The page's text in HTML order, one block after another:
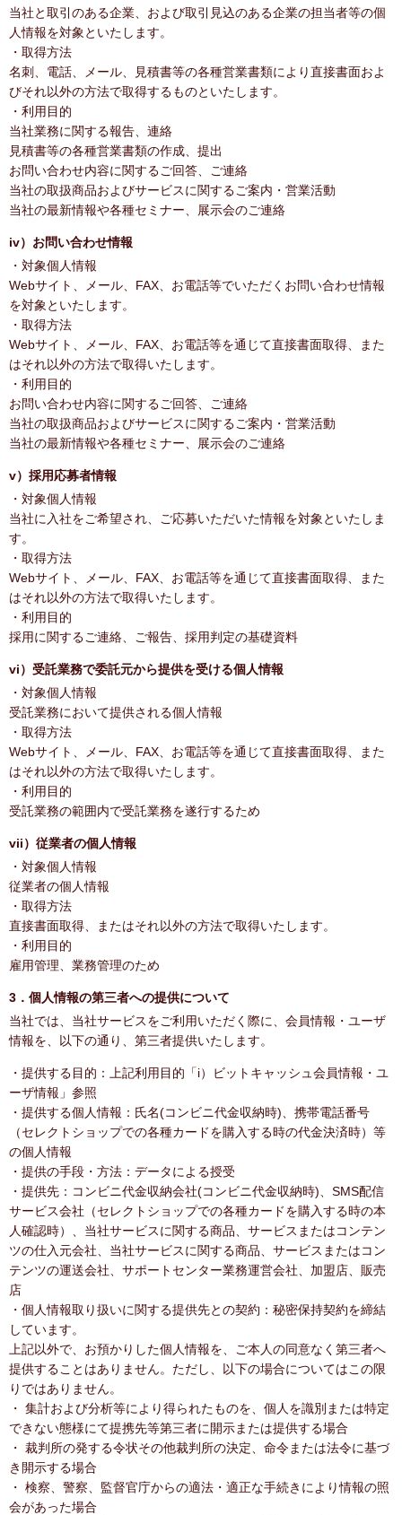
当社と取引のある企業、および取引見込のある企業の担当者等の個
人情報を対象といたします。
・取得方法
名刺、電話、メール、見積書等の各種営業書類により直接書面およ
びそれ以外の方法で取得するものといたします。
・利用目的
当社業務に関する報告、連絡
見積書等の各種営業書類の作成、提出
お問い合わせ内容に関するご回答、ご連絡
当社の取扱商品およびサービスに関するご案内・営業活動
当社の最新情報や各種セミナー、展示会のご連絡
iv）お問い合わせ情報
・対象個人情報
Webサイト、メール、FAX、お電話等でいただくお問い合わせ情報
を対象といたします。
・取得方法
Webサイト、メール、FAX、お電話等を通じて直接書面取得、また
はそれ以外の方法で取得いたします。
・利用目的
お問い合わせ内容に関するご回答、ご連絡
当社の取扱商品およびサービスに関するご案内・営業活動
当社の最新情報や各種セミナー、展示会のご連絡
v）採用応募者情報
・対象個人情報
当社に入社をご希望され、ご応募いただいた情報を対象といたしま
す。
・取得方法
Webサイト、メール、FAX、お電話等を通じて直接書面取得、また
はそれ以外の方法で取得いたします。
・利用目的
採用に関するご連絡、ご報告、採用判定の基礎資料
vi）受託業務で委託元から提供を受ける個人情報
・対象個人情報
受託業務において提供される個人情報
・取得方法
Webサイト、メール、FAX、お電話等を通じて直接書面取得、また
はそれ以外の方法で取得いたします。
・利用目的
受託業務の範囲内で受託業務を遂行するため
vii）従業者の個人情報
・対象個人情報
従業者の個人情報
・取得方法
直接書面取得、またはそれ以外の方法で取得いたします。
・利用目的
雇用管理、業務管理のため
3．個人情報の第三者への提供について
当社では、当社サービスをご利用いただく際に、会員情報・ユーザ
情報を、以下の通り、第三者提供いたします。
・提供する目的：上記利用目的「i）ビットキャッシュ会員情報・ユ
ーザ情報」参照
・提供する個人情報：氏名(コンビニ代金収納時)、携帯電話番号
（セレクトショップでの各種カードを購入する時の代金決済時）等
の個人情報
・提供の手段・方法：データによる授受
・提供先：コンビニ代金収納会社(コンビニ代金収納時)、SMS配信
サービス会社（セレクトショップでの各種カードを購入する時の本
人確認時）、当社サービスに関する商品、サービスまたはコンテン
ツの仕入元会社、当社サービスに関する商品、サービスまたはコン
テンツの運送会社、サポートセンター業務運営会社、加盟店、販売
店
・個人情報取り扱いに関する提供先との契約：秘密保持契約を締結
しています。
上記以外で、お預かりした個人情報を、ご本人の同意なく第三者へ
提供することはありません。ただし、以下の場合についてはこの限
りではありません。
・ 集計および分析等により得られたものを、個人を識別または特定
できない態様にて提携先等第三者に開示または提供する場合
・ 裁判所の発する令状その他裁判所の決定、命令または法令に基づ
き開示する場合
・ 検察、警察、監督官庁からの適法・適正な手続きにより情報の照
会があった場合